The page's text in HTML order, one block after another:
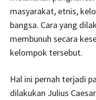
masyarakat, etnis,
bangsa. Cara yang
membunuh secara
kelompok tersebut.
Hal ini pernah terjadi
dilakukan Julius